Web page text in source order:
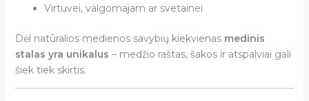
Virtuvei, valgomajam ar svetainei
Dėl natūralios medienos savybių kiekvienas medinis
stalas yra unikalus – medžio raštas, šakos ir atspalviai gali
šiek tiek skirtis.